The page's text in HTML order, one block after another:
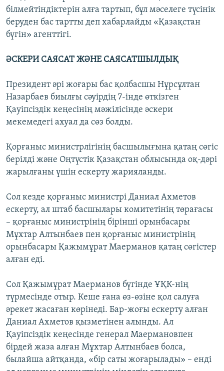
білмейтіндіктерін алға тартып, бұл мәселеге түсінік
беруден бас тартты деп хабарлайды «Қазақстан
бүгін» агенттігі.
ӘСКЕРИ САЯСАТ ЖӘНЕ САЯСАТШЫЛДЫҚ
Президент әрі жоғары бас қолбасшы Нұрсұлтан
Назарбаев биылғы сәуірдің 7-інде өткізген
Қауіпсіздік кеңесінің мәжілісінде әскери
мекемедегі ахуал да сөз болды.
Қорғаныс министрлігінің басшылығына қатаң сөгіс
берілді және Оңтүстік Қазақстан облысында оқ-дәрі
жарылғаны үшін ескерту жарияланды.
Сол кезде қорғаныс министрі Даниал Ахметов
ескерту, ал штаб басшылары комитетінің төрағасы
– қорғаныс министрінің бірінші орынбасары
Мұхтар Алтынбаев пен қорғаныс министрінің
орынбасары Қажымұрат Маерманов қатаң сөгістер
алған еді.
Сол Қажымұрат Маерманов бүгінде ҰҚК-нің
түрмесінде отыр. Кеше ғана өз-өзіне қол салуға
әрекет жасаған көрінеді. Бар-жоғы ескерту алған
Даниал Ахметов қызметінен алынды. Ал
Қауіпсіздік кеңесінде генерал Маермановпен
бірдей жаза алған Мұхтар Алтынбаев болса,
былайша айтқанда, «бір саты жоғарылады» – енді